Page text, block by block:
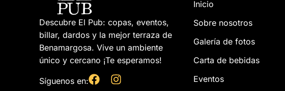
Descubre El Pub: copas, eventos,
billar, dardos y la mejor terraza de
Benamargosa. Vive un ambiente
único y cercano ¡Te esperamos!
Síguenos en:
Inicio
Sobre nosotros
Galería de fotos
Carta de bebidas
Eventos